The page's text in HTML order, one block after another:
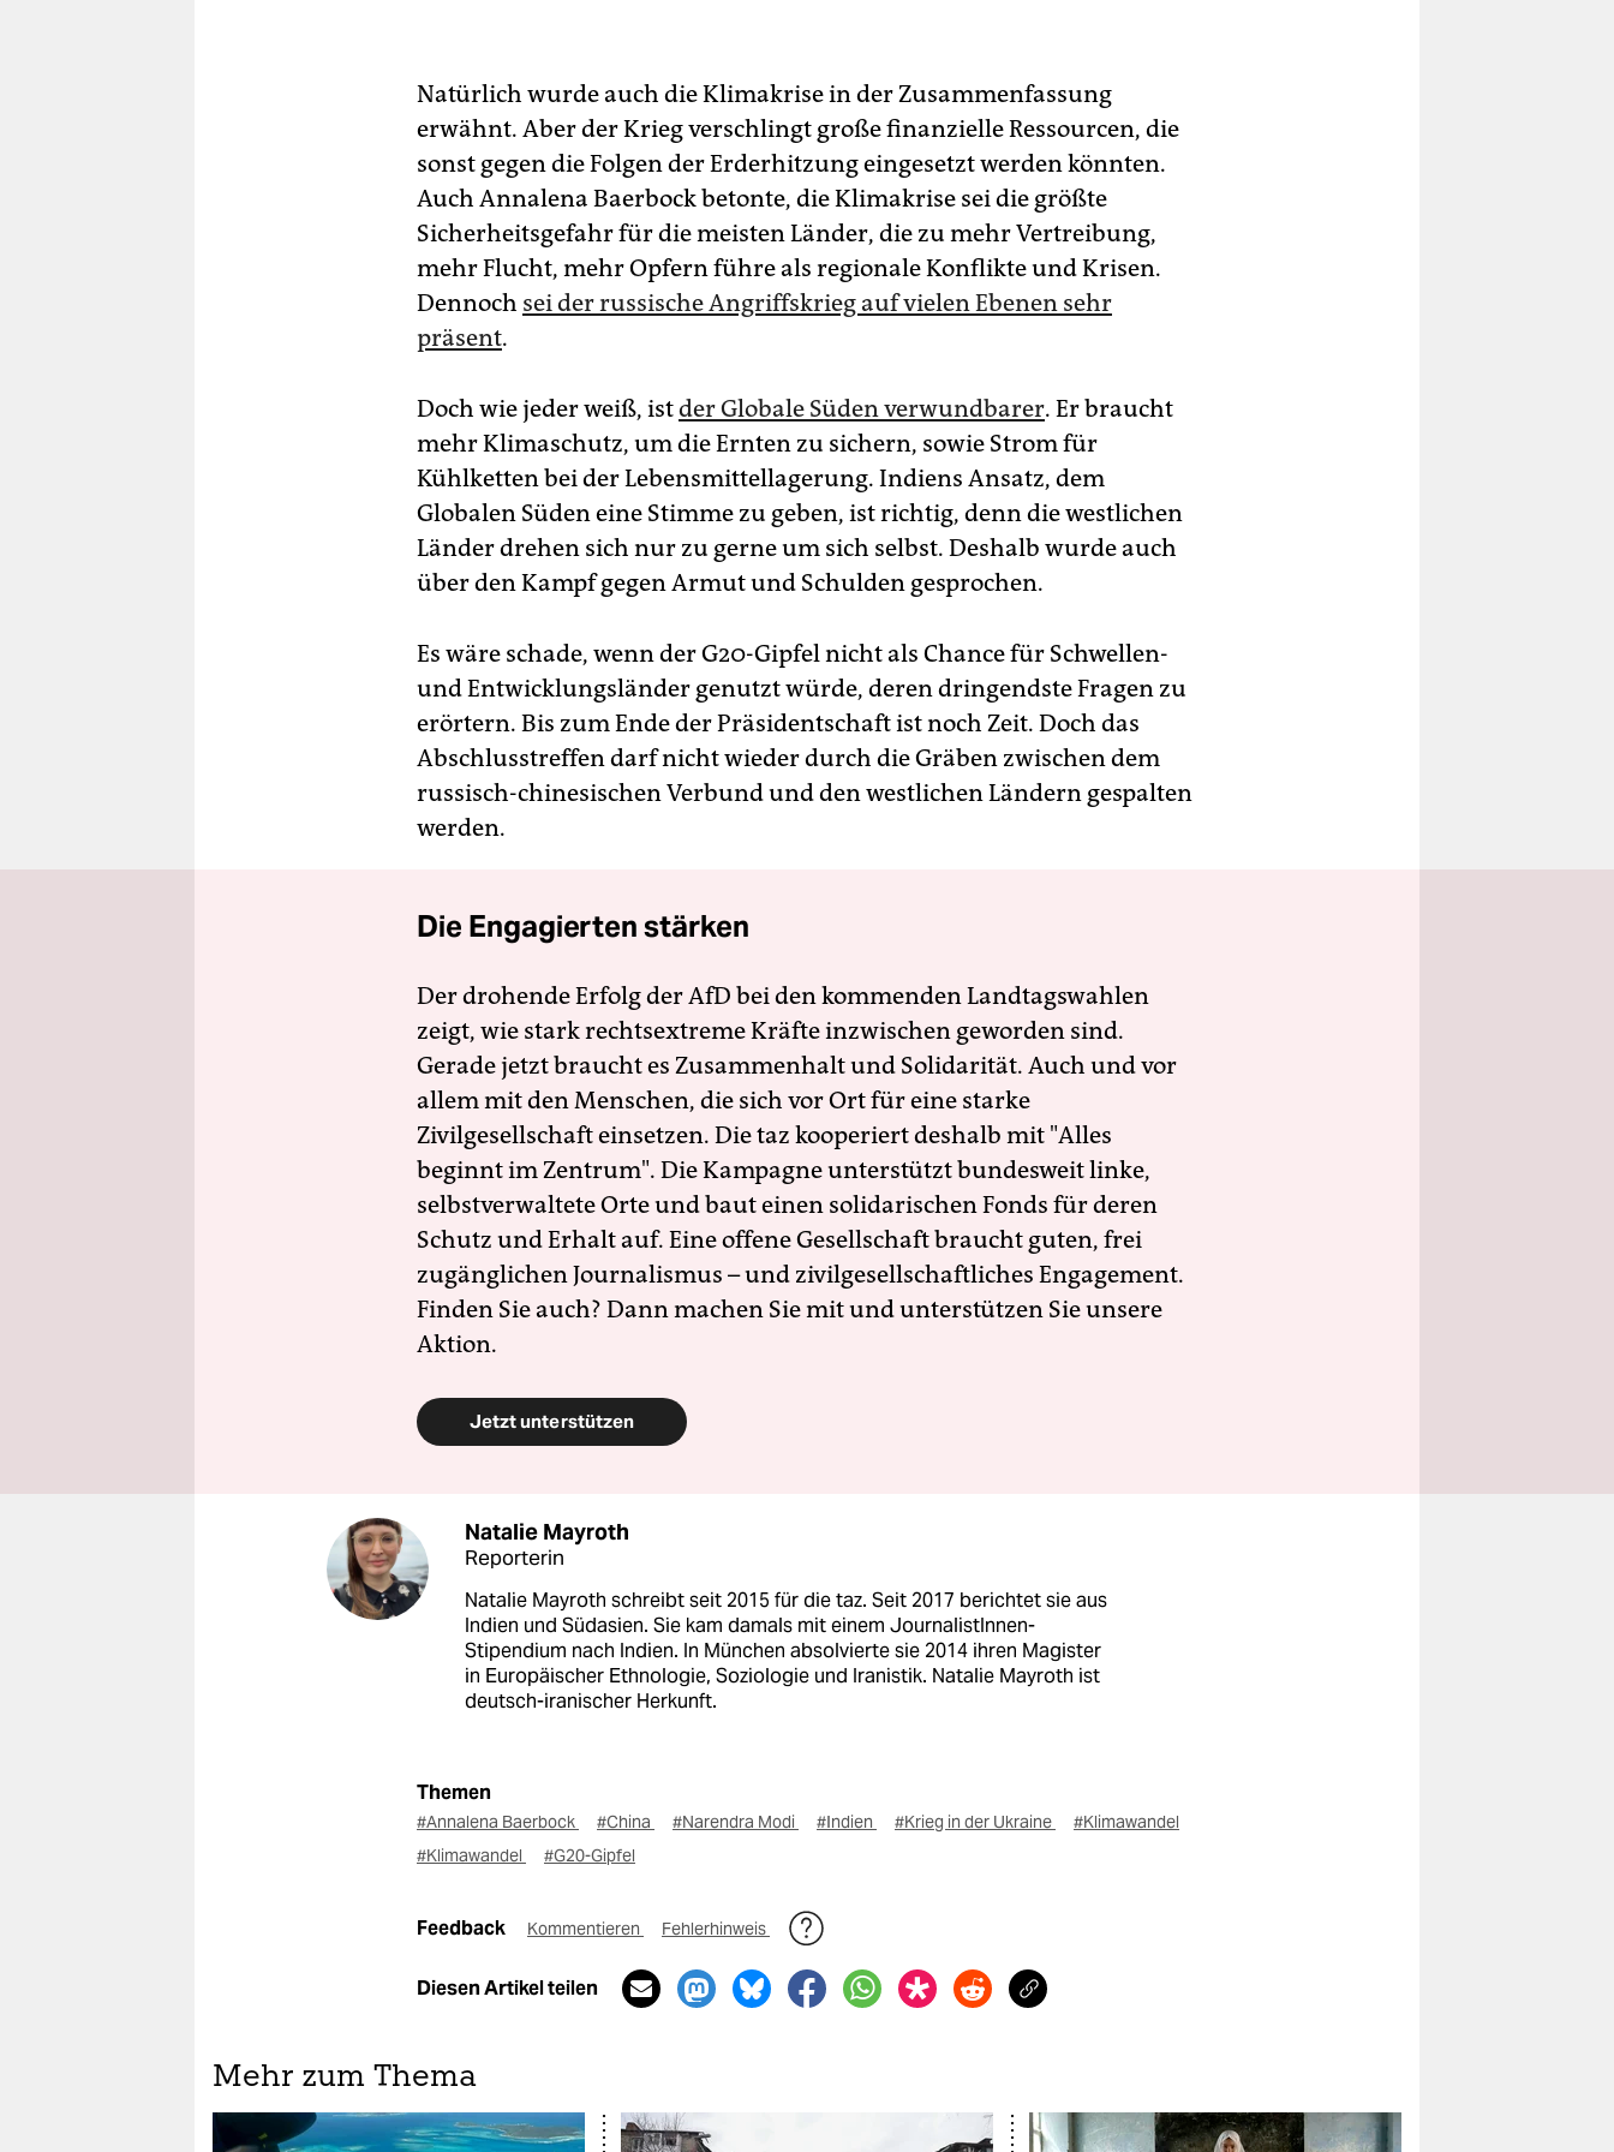
Natürlich wurde auch die Klimakrise in der Zusammenfassung
erwähnt. Aber der Krieg verschlingt große finanzielle Ressourcen, die
sonst gegen die Folgen der Erderhitzung eingesetzt werden könnten.
Auch Annalena Baerbock betonte, die Klimakrise sei die größte
Sicherheitsgefahr für die meisten Länder, die zu mehr Vertreibung,
mehr Flucht, mehr Opfern führe als regionale Konflikte und Krisen.
Dennoch sei der russische Angriffskrieg auf vielen Ebenen sehr
präsent.
Doch wie jeder weiß, istder Globale Süden verwundbarer. Er braucht
mehr Klimaschutz, um die Ernten zu sichern, sowie Strom für
Kühlketten bei der Lebensmittellagerung. Indiens Ansatz, dem
Globalen Süden eine Stimme zu geben, ist richtig, denn die westlichen
Länder drehen sich nur zu gerne um sich selbst. Deshalb wurde auch
über den Kampf gegen Armut und Schulden gesprochen.
Es wäre schade, wenn der G20-Gipfel nicht als Chance für Schwellen-
und Entwicklungsländer genutzt würde, deren dringendste Fragen zu
erörtern. Bis zum Ende der Präsidentschaft ist noch Zeit. Doch das
Abschlusstreffen darf nicht wieder durch die Gräben zwischen dem
russisch-chinesischen Verbund und den westlichen Ländern gespalten
werden.
Die Engagierten stärken
Der drohende Erfolg der AfD bei den kommenden Landtagswahlen
zeigt, wie stark rechtsextreme Kräfte inzwischen geworden sind.
Gerade jetzt braucht es Zusammenhalt und Solidarität. Auch und vor
allem mit den Menschen, die sich vor Ort für eine starke
Zivilgesellschaft einsetzen. Die taz kooperiert deshalb mit "Alles
beginnt im Zentrum". Die Kampagne unterstützt bundesweit linke,
selbstverwaltete Orte und baut einen solidarischen Fonds für deren
Schutz und Erhalt auf. Eine offene Gesellschaft braucht guten, frei
zugänglichen Journalismus – und zivilgesellschaftliches Engagement.
Finden Sie auch? Dann machen Sie mit und unterstützen Sie unsere
Aktion.
Jetzt unterstützen
Natalie Mayroth
Reporterin
Natalie Mayroth schreibt seit 2015 für die taz. Seit 2017 berichtet sie aus
Indien und Südasien. Sie kam damals mit einem JournalistInnen-
Stipendium nach Indien. In München absolvierte sie 2014 ihren Magister
in Europäischer Ethnologie, Soziologie und Iranistik. Natalie Mayroth ist
deutsch-iranischer Herkunft.
Themen
#Annalena Baerbock #China #Narendra Modi #Indien #Krieg in der Ukraine
#Klimawandel
#Klimawandel
#G20-Gipfel
Feedback Kommentieren Fehlerhinweis
Diesen Artikel teilen
Mehr zum Thema